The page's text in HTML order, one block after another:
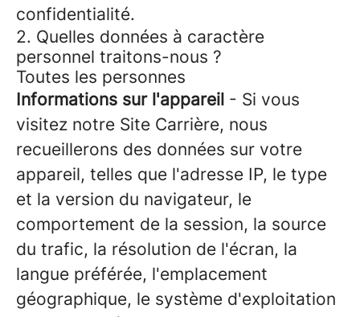
confidentialité.
2. Quelles données à caractère
personnel traitons-nous ?
Toutes les personnes
Informations sur l'appareil - Si vous
visitez notre Site Carrière, nous
recueillerons des données sur votre
appareil, telles que l'adresse IP, le type
et la version du navigateur, le
comportement de la session, la source
du trafic, la résolution de l'écran, la
langue préférée, l'emplacement
géographique, le système d'exploitation